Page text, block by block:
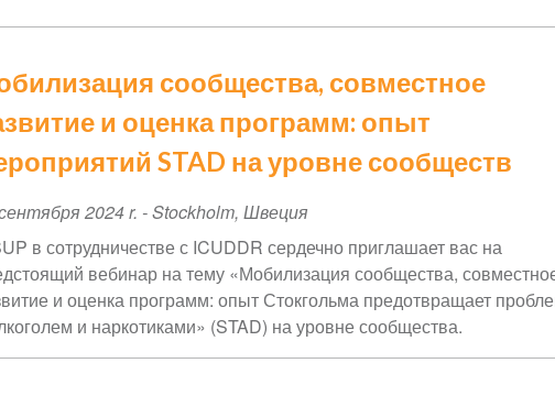
сообщества, совместное
и оценка программ: опыт
STAD на уровне сообществ
2024 r. -Stockholm, Швеция
в сотрудничестве с ICUDDR сердечно приглашает вас на
вебинар на тему «Мобилизация сообщества,
и оценка программ: опыт Стокгольма предотвращает
и наркотиками» (STAD) на уровне сообщества.